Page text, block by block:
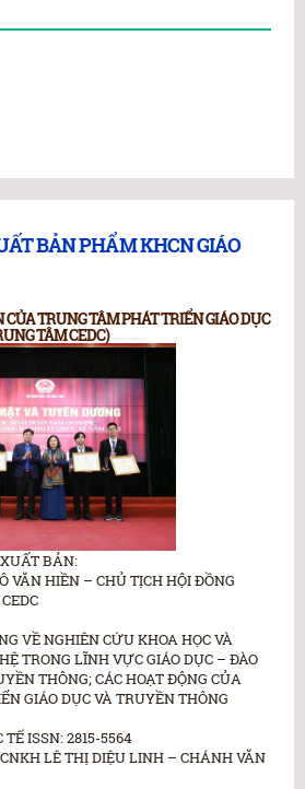
BẢN PHẨM KHCN GIÁO
TRUNG TÂM PHÁT TRIỂN GIÁO DỤC
TÂM CEDC)
BẢN:
VĂN HIỀN – CHỦ TỊCH HỘI ĐỒNG
VỀ NGHIÊN CỨU KHOA HỌC VÀ
TRONG LĨNH VỰC GIÁO DỤC – ĐÀO
THÔNG; CÁC HOẠT ĐỘNG CỦA
GIÁO DỤC VÀ TRUYỀN THÔNG
TẾ ISSN: 2815-5564
LÊ THỊ DIỆU LINH – CHÁNH VĂN